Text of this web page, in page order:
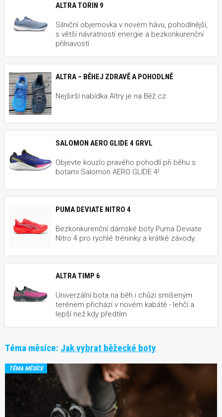
ALTRA TORIN 9
Silniční objemovka v novém hávu, pohodlnější,
s větší návratností energie a bezkonkurenční
přilnavostí.
ALTRA – BĚHEJ ZDRAVĚ A POHODLNĚ
Nejširší nabídka Altry je na Běž.cz
SALOMON AERO GLIDE 4 GRVL
Objevte kouzlo pravého pohodlí při běhu s
botami Salomon AERO GLIDE 4!
PUMA DEVIATE NITRO 4
Bezkonkurenční dámské boty Puma Deviate
Nitro 4 pro rychlé tréninky a krátké závody.
ALTRA TIMP 6
Univerzální bota na běh i chůzi smíšeným
terénem přichází v novém kabátě - lehčí a
lepší než kdy předtím
Téma měsíce: Jak vybrat běžecké boty
TÉMA MĚSÍCE